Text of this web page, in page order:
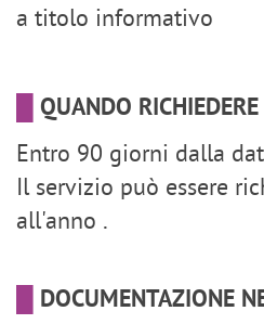
a titolo informativo
QUANDO
Entro 90 giorni dalla
Il servizio può essere
all'anno .
DOCUMENTAZIONE